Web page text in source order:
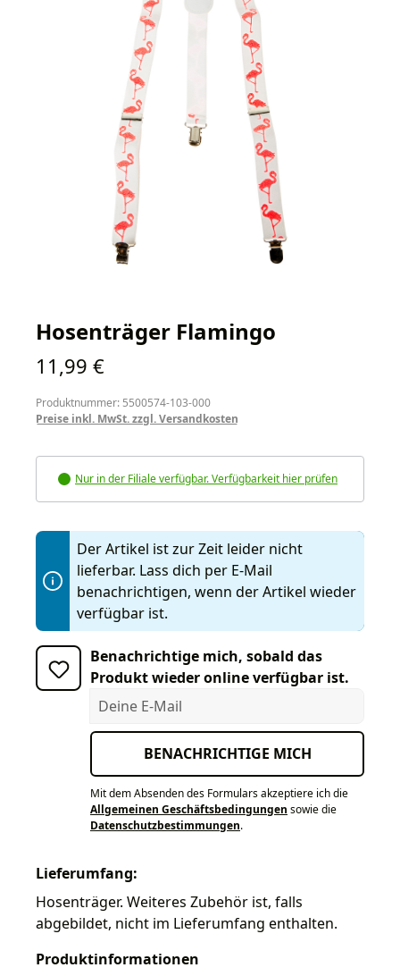
Hosenträger Flamingo
Regulärer Preis:
11,99 €
Produktnummer: 5500574-103-000
Preise inkl. MwSt. zzgl. Versandkosten
Nur in der Filiale verfügbar. Verfügbarkeit hier prüfen
Der Artikel ist zur Zeit leider nicht
lieferbar. Lass dich per E-Mail
benachrichtigen, wenn der Artikel wieder
verfügbar ist.
Benachrichtige mich, sobald das
Produkt wieder online verfügbar ist.
Deine E-Mail
BENACHRICHTIGE MICH
Mit dem Absenden des Formulars akzeptiere ich die
Allgemeinen Geschäftsbedingungen sowie die
Datenschutzbestimmungen.
Lieferumfang:
Hosenträger. Weiteres Zubehör ist, falls
abgebildet, nicht im Lieferumfang enthalten.
Produktinformationen